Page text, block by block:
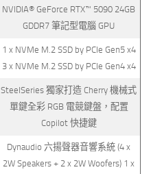
NVIDIA® GeForce RTX™ 5090 24GB
GDDR7 筆記型電腦 GPU
1 x NVMe M.2 SSD by PCIe Gen5 x4
3 x NVMe M.2 SSD by PCIe Gen4 x4
SteelSeries 獨家打造 Cherry 機械式
單鍵全彩 RGB 電競鍵盤，配置
Copilot 快捷鍵
Dynaudio 六揚聲器音響系統 (4 x
2W Speakers + 2 x 2W Woofers) 1 x